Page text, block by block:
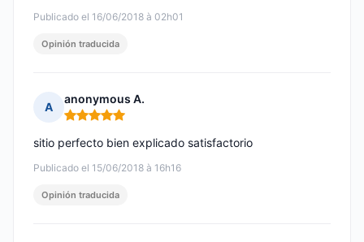
Publicado el 16/06/2018 à 02h01
Opinión traducida
A
anonymous A.
Nota: 5 de 5
Publicado el 15/06/2018 à 16h16
sitio perfecto bien explicado satisfactorio
Opinión traducida